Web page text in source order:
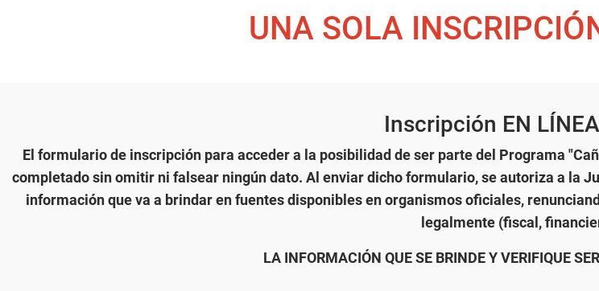
UNA SOLA
Inscripción EN
El formulario de inscripción para acceder a la posibilidad de ser parte del Programa
completado sin omitir ni falsear ningún dato. Al enviar dicho formulario, se autoriza a la
información que va a brindar en fuentes disponibles en organismos oficiales,
legalmente (fiscal,
LA INFORMACIÓN QUE SE BRINDE Y VERIFIQUE